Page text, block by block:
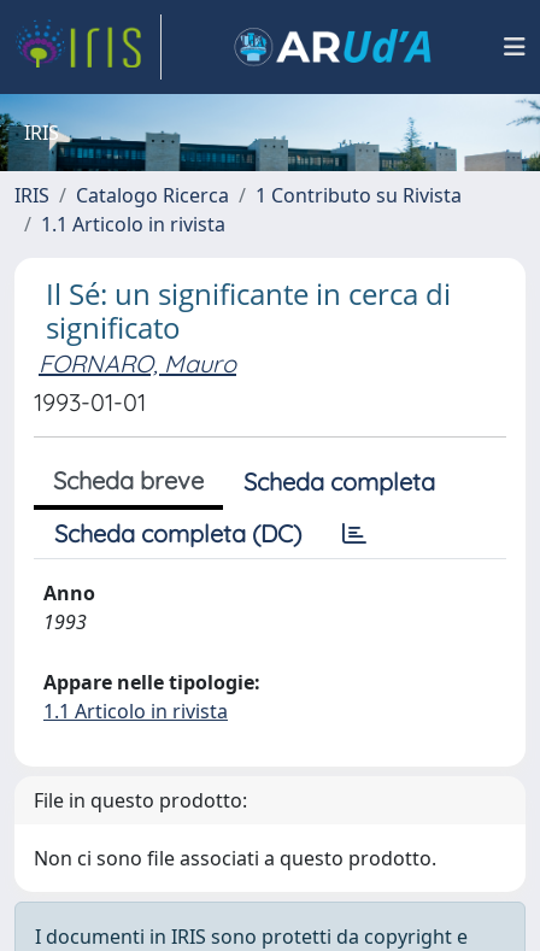
IRIS
IRIS Catalogo Ricerca
1 Contributo su Rivista
1.1 Articolo in rivista
Il Sé: un significante in cerca di
significato
FORNARO, Mauro
1993-01-01
Scheda breve
Scheda completa
Scheda completa (DC)
Anno
1993
Appare nelle tipologie:
1.1 Articolo in rivista
File in questo prodotto:
Non ci sono file associati a questo prodotto.
I documenti in IRIS sono protetti da copyright e